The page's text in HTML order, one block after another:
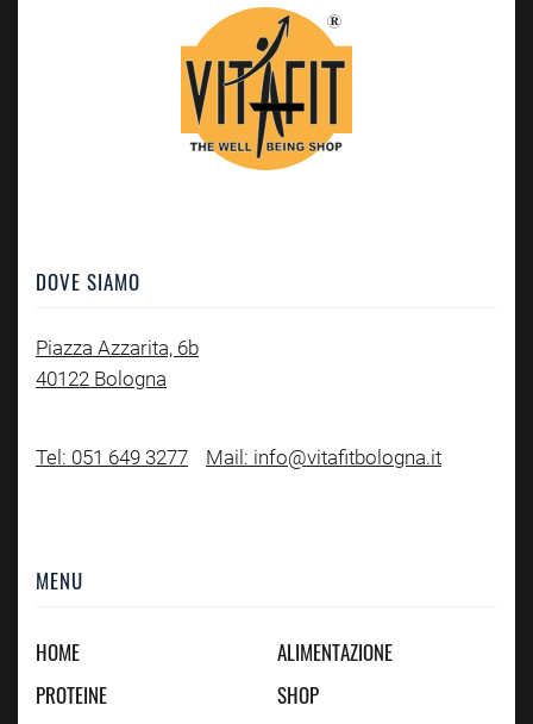
DOVE SIAMO
Piazza Azzarita, 6b
40122 Bologna
Tel: 051 649 3277 Mail: info@vitafitbologna.it
MENU
HOME
PROTEINE
ALIMENTAZIONE
SHOP